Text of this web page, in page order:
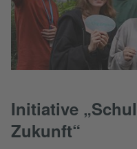
Initiative
Zukunft“